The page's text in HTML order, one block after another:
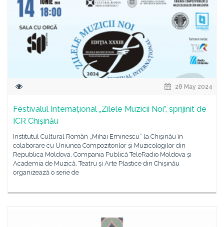
28 May 2024
Festivalul Internațional „Zilele Muzicii Noi”, sprijinit de
ICR Chișinău
Institutul Cultural Român „Mihai Eminescu” la Chișinău în
colaborare cu Uniunea Compozitorilor și Muzicologilor din
Republica Moldova, Compania Publică TeleRadio Moldova și
Academia de Muzică, Teatru și Arte Plastice din Chișinău
organizează o serie de